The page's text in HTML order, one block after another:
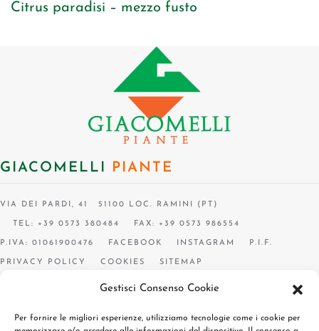
Gestisci Consenso Cookie
Per fornire le migliori esperienze, utilizziamo tecnologie come i cookie per
Citrus paradisi – mezzo fusto
GIACOMELLI PIANTE
VIA DEI PARDI, 41 51100 LOC. RAMINI (PT)
TEL: +39 0573 380484 FAX: +39 0573 986554
P.IVA: 01061900476 FACEBOOK INSTAGRAM P.I.F.
PRIVACY POLICY COOKIES SITEMAP